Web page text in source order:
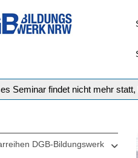
Seminar findet nicht mehr
DGB-Bildungswerk